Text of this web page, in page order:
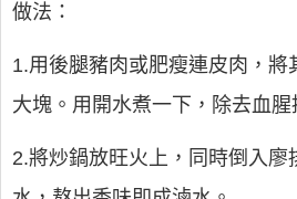
做法：
1.用後腿豬肉或肥瘦連皮肉，將
大塊。用開水煮一下，除去血腥
2.將炒鍋放旺火上，同時倒入廖